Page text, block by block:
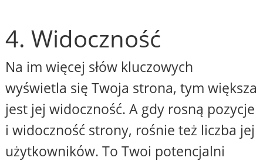
4. Widoczność
Na im więcej słów kluczowych
wyświetla się Twoja strona, tym większa
jest jej widoczność. A gdy rosną pozycje
i widoczność strony, rośnie też liczba jej
użytkowników. To Twoi potencjalni